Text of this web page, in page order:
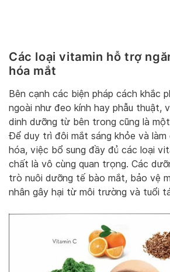
Các loại vitamin hỗ trợ
hóa mắt
Bên cạnh các biện pháp cách khắc
ngoài như đeo kính hay phẫu thuật,
dinh dưỡng từ bên trong cũng là
Để duy trì đôi mắt sáng khỏe và làm
hóa, việc bổ sung đầy đủ các loại
chất là vô cùng quan trọng. Các
trò nuôi dưỡng tế bào mắt, bảo vệ
nhân gây hại từ môi trường và tuổi